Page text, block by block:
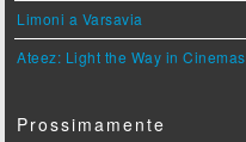
Limoni a Varsavia
Ateez: Light the Way in Cinemas
Prossimamente